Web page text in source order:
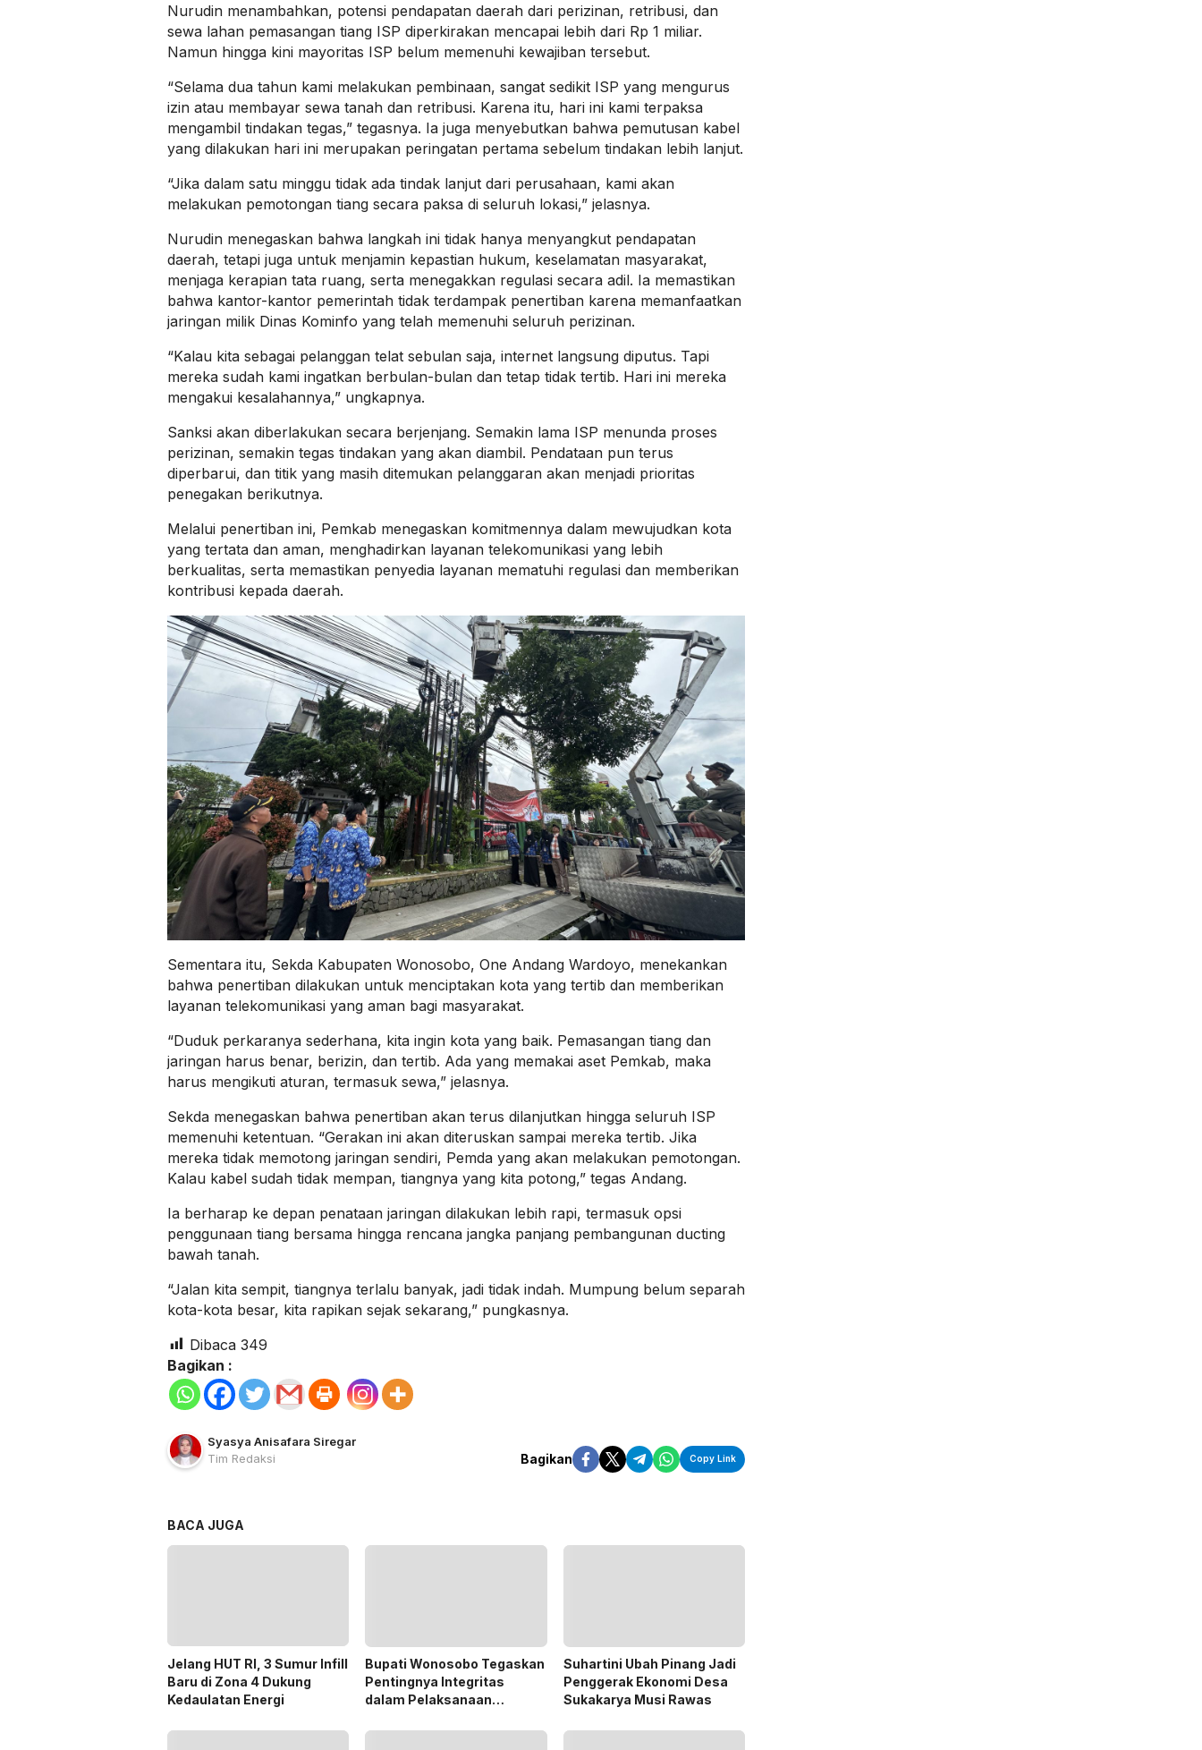
Nurudin menambahkan, potensi pendapatan daerah dari perizinan, retribusi, dan
sewa lahan pemasangan tiang ISP diperkirakan mencapai lebih dari Rp 1 miliar.
Namun hingga kini mayoritas ISP belum memenuhi kewajiban tersebut.
“Selama dua tahun kami melakukan pembinaan, sangat sedikit ISP yang mengurus
izin atau membayar sewa tanah dan retribusi. Karena itu, hari ini kami terpaksa
mengambil tindakan tegas,” tegasnya. Ia juga menyebutkan bahwa pemutusan kabel
yang dilakukan hari ini merupakan peringatan pertama sebelum tindakan lebih lanjut.
“Jika dalam satu minggu tidak ada tindak lanjut dari perusahaan, kami akan
melakukan pemotongan tiang secara paksa di seluruh lokasi,” jelasnya.
Nurudin menegaskan bahwa langkah ini tidak hanya menyangkut pendapatan
daerah, tetapi juga untuk menjamin kepastian hukum, keselamatan masyarakat,
menjaga kerapian tata ruang, serta menegakkan regulasi secara adil. Ia memastikan
bahwa kantor-kantor pemerintah tidak terdampak penertiban karena memanfaatkan
jaringan milik Dinas Kominfo yang telah memenuhi seluruh perizinan.
“Kalau kita sebagai pelanggan telat sebulan saja, internet langsung diputus. Tapi
mereka sudah kami ingatkan berbulan-bulan dan tetap tidak tertib. Hari ini mereka
mengakui kesalahannya,” ungkapnya.
Sanksi akan diberlakukan secara berjenjang. Semakin lama ISP menunda proses
perizinan, semakin tegas tindakan yang akan diambil. Pendataan pun terus
diperbarui, dan titik yang masih ditemukan pelanggaran akan menjadi prioritas
penegakan berikutnya.
Melalui penertiban ini, Pemkab menegaskan komitmennya dalam mewujudkan kota
yang tertata dan aman, menghadirkan layanan telekomunikasi yang lebih
berkualitas, serta memastikan penyedia layanan mematuhi regulasi dan memberikan
kontribusi kepada daerah.
Sementara itu, Sekda Kabupaten Wonosobo, One Andang Wardoyo, menekankan
bahwa penertiban dilakukan untuk menciptakan kota yang tertib dan memberikan
layanan telekomunikasi yang aman bagi masyarakat.
“Duduk perkaranya sederhana, kita ingin kota yang baik. Pemasangan tiang dan
jaringan harus benar, berizin, dan tertib. Ada yang memakai aset Pemkab, maka
harus mengikuti aturan, termasuk sewa,” jelasnya.
Sekda menegaskan bahwa penertiban akan terus dilanjutkan hingga seluruh ISP
memenuhi ketentuan. “Gerakan ini akan diteruskan sampai mereka tertib. Jika
mereka tidak memotong jaringan sendiri, Pemda yang akan melakukan pemotongan.
Kalau kabel sudah tidak mempan, tiangnya yang kita potong,” tegas Andang.
Ia berharap ke depan penataan jaringan dilakukan lebih rapi, termasuk opsi
penggunaan tiang bersama hingga rencana jangka panjang pembangunan ducting
bawah tanah.
“Jalan kita sempit, tiangnya terlalu banyak, jadi tidak indah. Mumpung belum separah
kota-kota besar, kita rapikan sejak sekarang,” pungkasnya.
Dibaca 349
Bagikan :
Syasya Anisafara Siregar
Tim Redaksi
Bagikan Copy Link
BACA JUGA
Jelang HUT RI, 3 Sumur Infill
Baru di Zona 4 Dukung
Kedaulatan Energi
Bupati Wonosobo Tegaskan
Pentingnya Integritas
dalam Pelaksanaan
Suhartini Ubah Pinang Jadi
Penggerak Ekonomi Desa
Sukakarya Musi Rawas